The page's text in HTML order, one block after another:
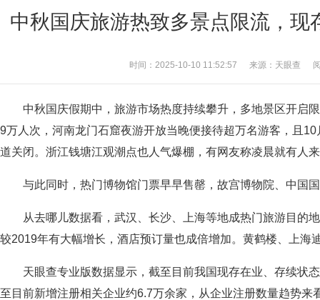
中秋国庆旅游热致多景点限流，现
时间：2025-10-10 11:52:57 来源：天眼查
中秋国庆假期中，旅游市场热度持续攀升，多地景区开启
9万人次，河南龙门石窟夜游开放当晚便接待超万名游客，且
道关闭。浙江钱塘江观潮点也人气爆棚，有网友称凌晨就有人
与此同时，热门博物馆门票早早售罄，故宫博物院、中国
从去哪儿数据看，武汉、长沙、上海等地成热门旅游目的
较2019年有大幅增长，酒店预订量也成倍增加。黄鹤楼、上海
天眼查专业版数据显示，截至目前我国现存在业、存续状
至目前新增注册相关企业约6.7万余家，从企业注册数量趋势